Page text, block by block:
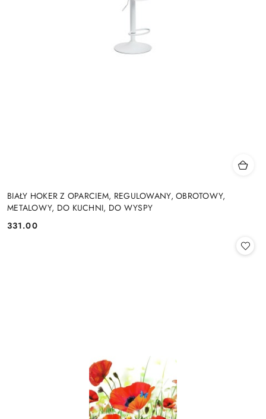
BIAŁY HOKER Z OPARCIEM, REGULOWANY, OBROTOWY,
METALOWY, DO KUCHNI, DO WYSPY
Cena:
331.00